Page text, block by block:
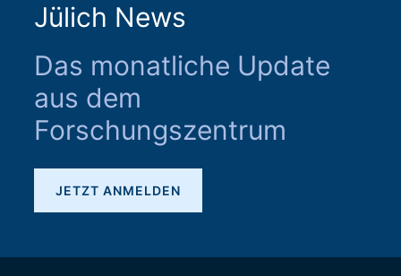
Jülich News
Das monatliche Update
aus dem
Forschungszentrum
JETZT ANMELDEN